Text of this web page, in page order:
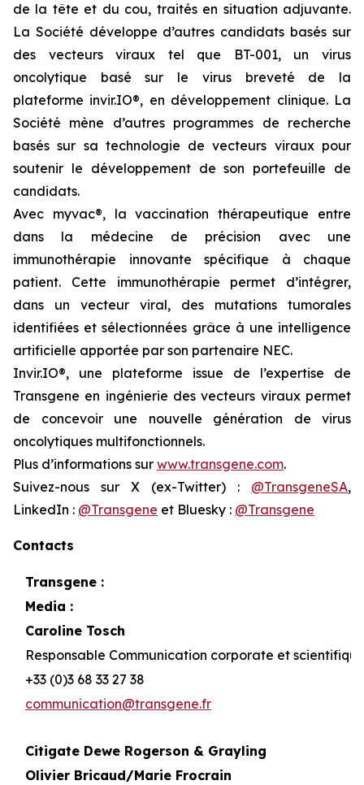
de la tête et du cou, traités en situation adjuvante.
La Société développe d’autres candidats basés sur
des vecteurs viraux tel que BT-001, un virus
oncolytique basé sur le virus breveté de la
plateforme invir.IO®, en développement clinique. La
Société mène d’autres programmes de recherche
basés sur sa technologie de vecteurs viraux pour
soutenir le développement de son portefeuille de
candidats.
Avec myvac®, la vaccination thérapeutique entre
dans la médecine de précision avec une
immunothérapie innovante spécifique à chaque
patient. Cette immunothérapie permet d’intégrer,
dans un vecteur viral, des mutations tumorales
identifiées et sélectionnées grâce à une intelligence
artificielle apportée par son partenaire NEC.
Invir.IO®, une plateforme issue de l’expertise de
Transgene en ingénierie des vecteurs viraux permet
de concevoir une nouvelle génération de virus
oncolytiques multifonctionnels.
Plus d’informations sur www.transgene.com.
Suivez-nous sur X (ex-Twitter) : @TransgeneSA,
LinkedIn : @Transgene et Bluesky : @Transgene
Contacts
Transgene :
Media :
Caroline Tosch
Responsable Communication corporate et
+33 (0)3 68 33 27 38
communication@transgene.fr
Citigate Dewe Rogerson & Grayling
Olivier Bricaud/Marie Frocrain